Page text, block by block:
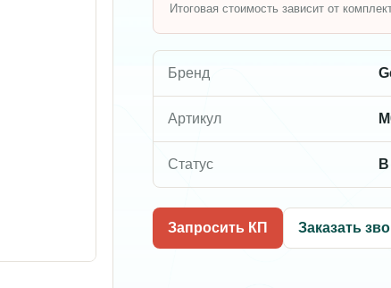
Итоговая стоимость зависит от
Бренд
Артикул
Статус
Запросить КП Заказать